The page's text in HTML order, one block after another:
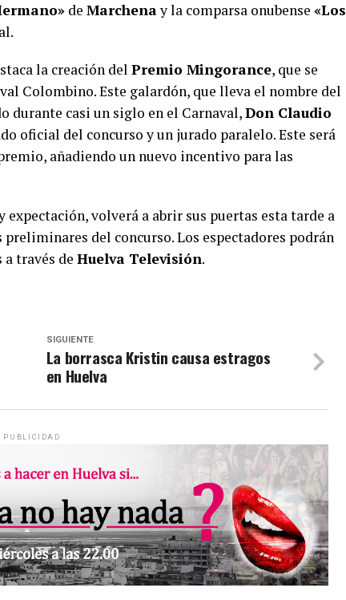
de Marchenay la comparsa onubense «Los
la creación del Premio Mingorance, que se
Colombino. Este galardón, que lleva el nombre del
durante casi un siglo en el Carnaval,Don Claudio
oficial del concurso y un jurado paralelo. Este será
añadiendo un nuevo incentivo para las
expectación, volverá a abrir sus puertas esta tarde a
del concurso. Los espectadores podrán
través de Huelva Televisión.
SIGUIENTE
La borrasca Kristin causa estragos
en Huelva
PUBLICIDAD